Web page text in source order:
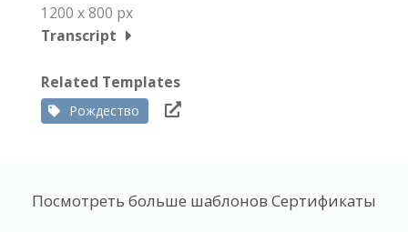
1200 x 800 px
Transcript
Related Templates
Рождество
Посмотреть больше шаблонов Сертификаты